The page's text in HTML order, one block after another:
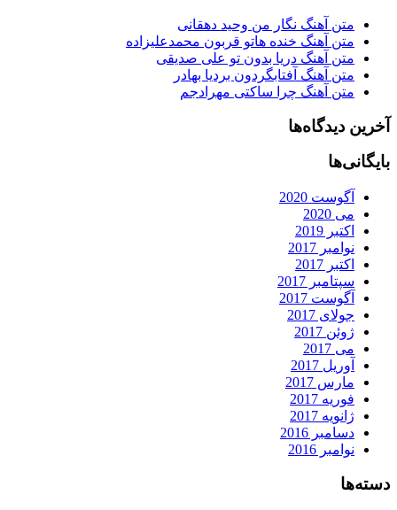
متن آهنگ نگار من وحید دهقانی
متن آهنگ خنده هاتو قربون محمدعلیزاده
متن آهنگ دریا بدون تو علی صدیقی
متن آهنگ آفتابگردون بردیا بهادر
متن آهنگ چرا ساکتی مهرادجم
آخرین دیدگاه‌ها
بایگانی‌ها
آگوست 2020
می 2020
اکتبر 2019
نوامبر 2017
اکتبر 2017
سپتامبر 2017
آگوست 2017
جولای 2017
ژوئن 2017
می 2017
آوریل 2017
مارس 2017
فوریه 2017
ژانویه 2017
دسامبر 2016
نوامبر 2016
دسته‌ها